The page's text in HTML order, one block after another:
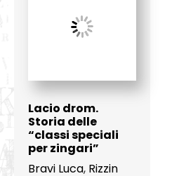
Lacio drom.
Storia delle
“classi speciali
per zingari”
Bravi Luca, Rizzin